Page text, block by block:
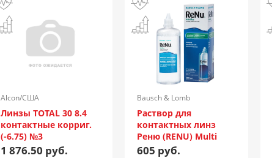
Alcon/США
Линзы TOTAL 30 8.4
контактные корриг.
(-6.75) №3
1 876.50 руб.
Bausch & Lomb
Incorporated/Италия
Раствор для
контактных линз
Реню (RENU) Multi
Plus 360мл +
605 руб.